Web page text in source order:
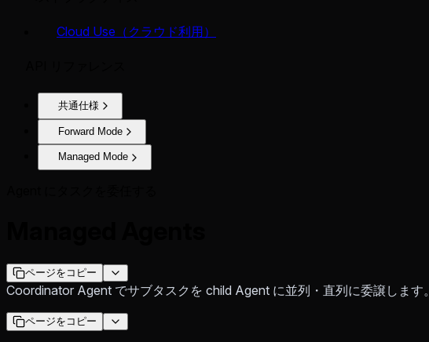
Cloud Use（クラウド利用）
共通仕様
Forward Mode
Managed Mode
ページをコピー
Coordinator Agent でサブタスクを child Agent に並列・直列に委譲します。
ページをコピー